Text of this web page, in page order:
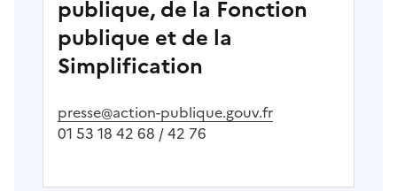
publique, de la Fonction
publique et de la
Simplification
presse@action-publique.gouv.fr
01 53 18 42 68 / 42 76